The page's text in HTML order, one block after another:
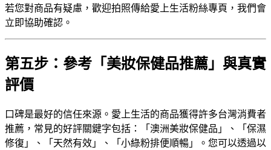
若您對商品有疑慮，歡迎拍照傳給愛上生活粉絲專頁，我們會
立即協助確認。
第五步：參考「美妝保健品推薦」與真實
評價
口碑是最好的信任來源。愛上生活的商品獲得許多台灣消費者
推薦，常見的好評關鍵字包括：「澳洲美妝保健品」、「保濕
修復」、「天然有效」、「小綠粉排便順暢」。您可以透過以